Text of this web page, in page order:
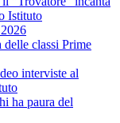
Istituto
delle classi Prime
interviste al
ha paura del